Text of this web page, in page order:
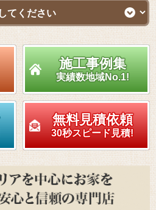
施工事例集
実績数地域No.1!
無料見積依頼
30秒スピード見積!